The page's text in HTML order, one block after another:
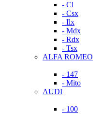
- Cl
- Csx
- Ilx
- Mdx
- Rdx
- Tsx
ALFA ROMEO
- 147
- Mito
AUDI
- 100